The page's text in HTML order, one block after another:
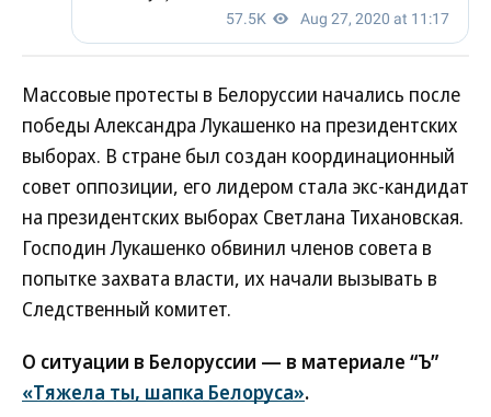
Массовые протесты в Белоруссии начались после
победы Александра Лукашенко на президентских
выборах. В стране был создан координационный
совет оппозиции, его лидером стала экс-кандидат
на президентских выборах Светлана Тихановская.
Господин Лукашенко обвинил членов совета в
попытке захвата власти, их начали вызывать в
Следственный комитет.
О ситуации в Белоруссии — в материале “Ъ”
«Тяжела ты, шапка Белоруса».